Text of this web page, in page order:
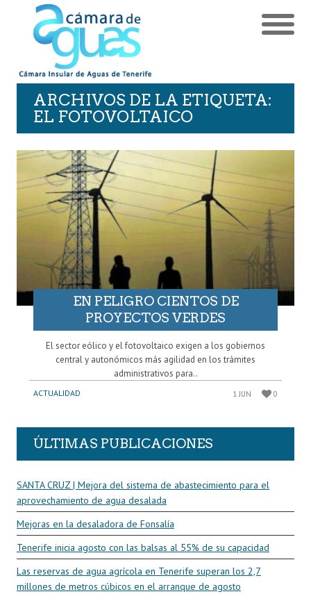
ARCHIVOS DE LA ETIQUETA:
EL FOTOVOLTAICO
EN PELIGRO CIENTOS DE
PROYECTOS VERDES
El sector eólico y el fotovoltaico exigen a los gobiernos
central y autonómicos más agilidad en los trámites
administrativos para..
ACTUALIDAD 1 JUN 0
ÚLTIMAS PUBLICACIONES
SANTA CRUZ | Mejora del sistema de abastecimiento para el
aprovechamiento de agua desalada
Mejoras en la desaladora de Fonsalía
Tenerife inicia agosto con las balsas al 55% de su capacidad
Las reservas de agua agrícola en Tenerife superan los 2,7
millones de metros cúbicos en el arranque de agosto